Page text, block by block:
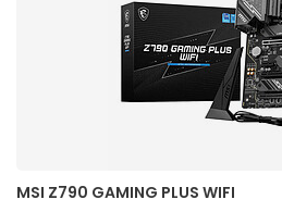
MSI Z790 GAMING PLUS WIFI